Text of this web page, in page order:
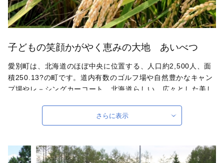
子どもの笑顔かがやく恵みの大地 あいべつ
愛別町は、北海道のほぼ中央に位置する、人口約2,500人、面
積250.13?の町です。道内有数のゴルフ場や自然豊かなキャン
プ場やレ－シングカーコート。北海道らしい、広々とした美し
知られ、「えのき」「なめこ」「舞茸」「椎茸」「えぞゆきの
した」などが生産されます。愛別町は、「子どもの笑顔かがや
一体となり、ふるさと愛別を豊かにする諸施策を積極的に展開
しております。ふるさと納税を通じて、全国の皆さまの応援を
さらに表示